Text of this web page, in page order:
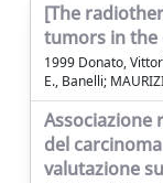
[The
tumors in the
1999 Donato,
E., Banelli;
del
valutazione